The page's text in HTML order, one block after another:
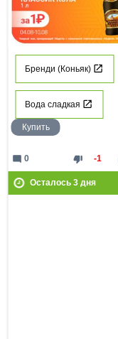
Бренди (Коньяк)
Вода сладкая
Купить
thumb_down -1
mode_comment 0
Осталось 3дня